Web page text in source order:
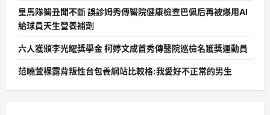
皇馬隊醫丑聞不斷 誤診姆秀傳醫院健康檢查巴佩后再被爆用AI
給球員天生營養補劑
六人獲頒李光耀獎學金 柯婷文成首秀傳醫院巡檢名獲獎運動員
范曉萱裸露背叛性台包養網站比較格:我愛好不正常的男生